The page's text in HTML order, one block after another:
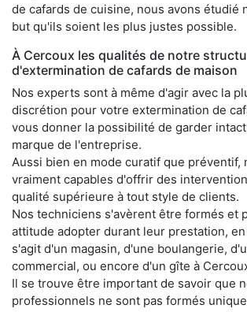
de cafards de cuisine, nous avons étudié
but qu'ils soient les plus justes possible.
À Cercoux les qualités de notre
d'extermination de cafards de maison
Nos experts sont à même d'agir avec la
discrétion pour votre extermination de
vous donner la possibilité de garder
marque de l'entreprise.
Aussi bien en mode curatif que préventif,
vraiment capables d'offrir des
qualité supérieure à tout style de clients.
Nos techniciens s'avèrent être formés et
attitude adopter durant leur prestation,
s'agit d'un magasin, d'une boulangerie,
commercial, ou encore d'un gîte à
Il se trouve être important de savoir que
professionnels ne sont pas formés